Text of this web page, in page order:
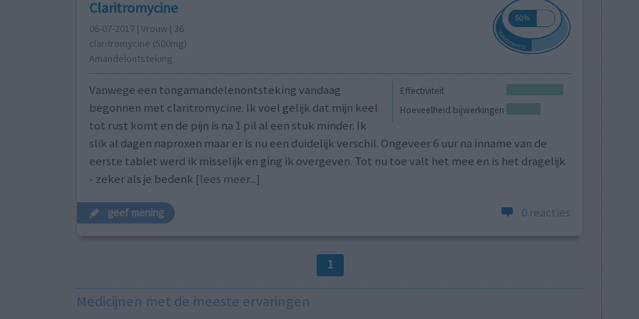
Claritromycine
06-07-2017 | Vrouw | 36
claritromycine (500mg)
Amandelontsteking
Effectiviteit
Hoeveelheid bijwerkingen
Vanwege een tongamandelenontsteking vandaag
begonnen met claritromycine. Ik voel gelijk dat mijn keel
tot rust komt en de pijn is na 1 pil al een stuk minder. Ik
slik al dagen naproxen maar er is nu een duidelijk verschil. Ongeveer 6 uur na inname van de
eerste tablet werd ik misselijk en ging ik overgeven. Tot nu toe valt het mee en is het dragelijk
- zeker als je bedenk [lees meer...]
geef mening 0 reacties
1
Medicijnen met de meeste ervaringen